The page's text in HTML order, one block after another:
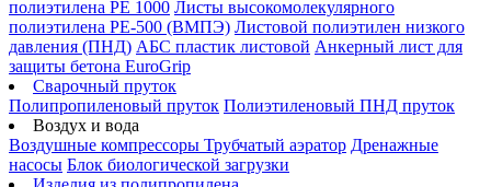
полиэтилена PE 1000 Листы высокомолекулярного
полиэтилена РЕ-500 (ВМПЭ) Листовой полиэтилен низкого
давления (ПНД) АБС пластик листовой Анкерный лист для
защиты бетона EuroGrip
Сварочный пруток
Полипропиленовый пруток Полиэтиленовый ПНД пруток
Воздух и вода
Воздушные компрессоры Трубчатый аэратор Дренажные
насосы Блок биологической загрузки